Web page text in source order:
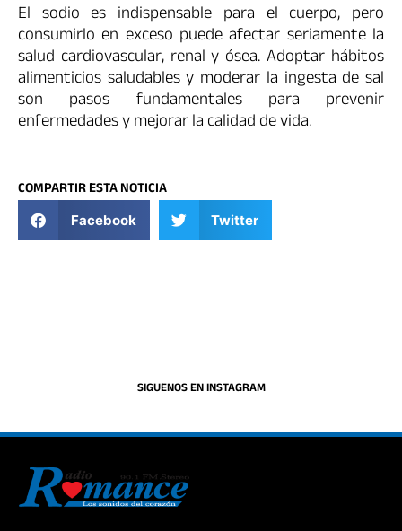
El sodio es indispensable para el cuerpo, pero
consumirlo en exceso puede afectar seriamente la
salud cardiovascular, renal y ósea. Adoptar hábitos
alimenticios saludables y moderar la ingesta de sal
son pasos fundamentales para prevenir
enfermedades y mejorar la calidad de vida.
COMPARTIR ESTA NOTICIA
Facebook Twitter
SIGUENOS EN INSTAGRAM